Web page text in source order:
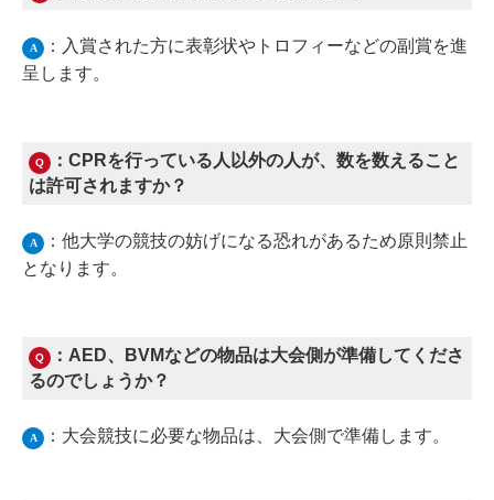
A
：入賞された方に表彰状やトロフィーなどの副賞を進
呈します。
Q
：CPRを行っている人以外の人が、数を数えること
は許可されますか？
A
：他大学の競技の妨げになる恐れがあるため原則禁止
となります。
Q
：AED、BVMなどの物品は大会側が準備してくださ
るのでしょうか？
A ：大会競技に必要な物品は、大会側で準備します。